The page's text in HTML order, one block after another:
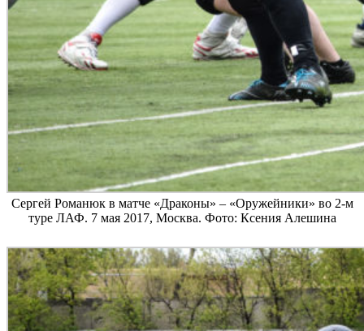
Сергей Романюк в матче «Драконы» – «Оружейники» во 2-м
туре ЛАФ. 7 мая 2017, Москва. Фото: Ксения Алешина